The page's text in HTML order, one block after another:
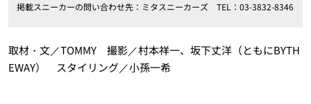
掲載スニーカーの問い合わせ先：ミタスニーカーズ TEL：03-3832-8346
取材・文／TOMMY 撮影／村本祥一、坂下丈洋（ともにBYTH
EWAY） スタイリング／小孫一希